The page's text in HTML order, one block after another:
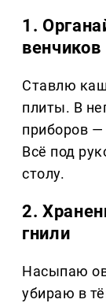
1.
венчиков
Ставлю
плиты. В
приборов —
Всё под
столу.
2.
гнили
Насыпаю
убираю в